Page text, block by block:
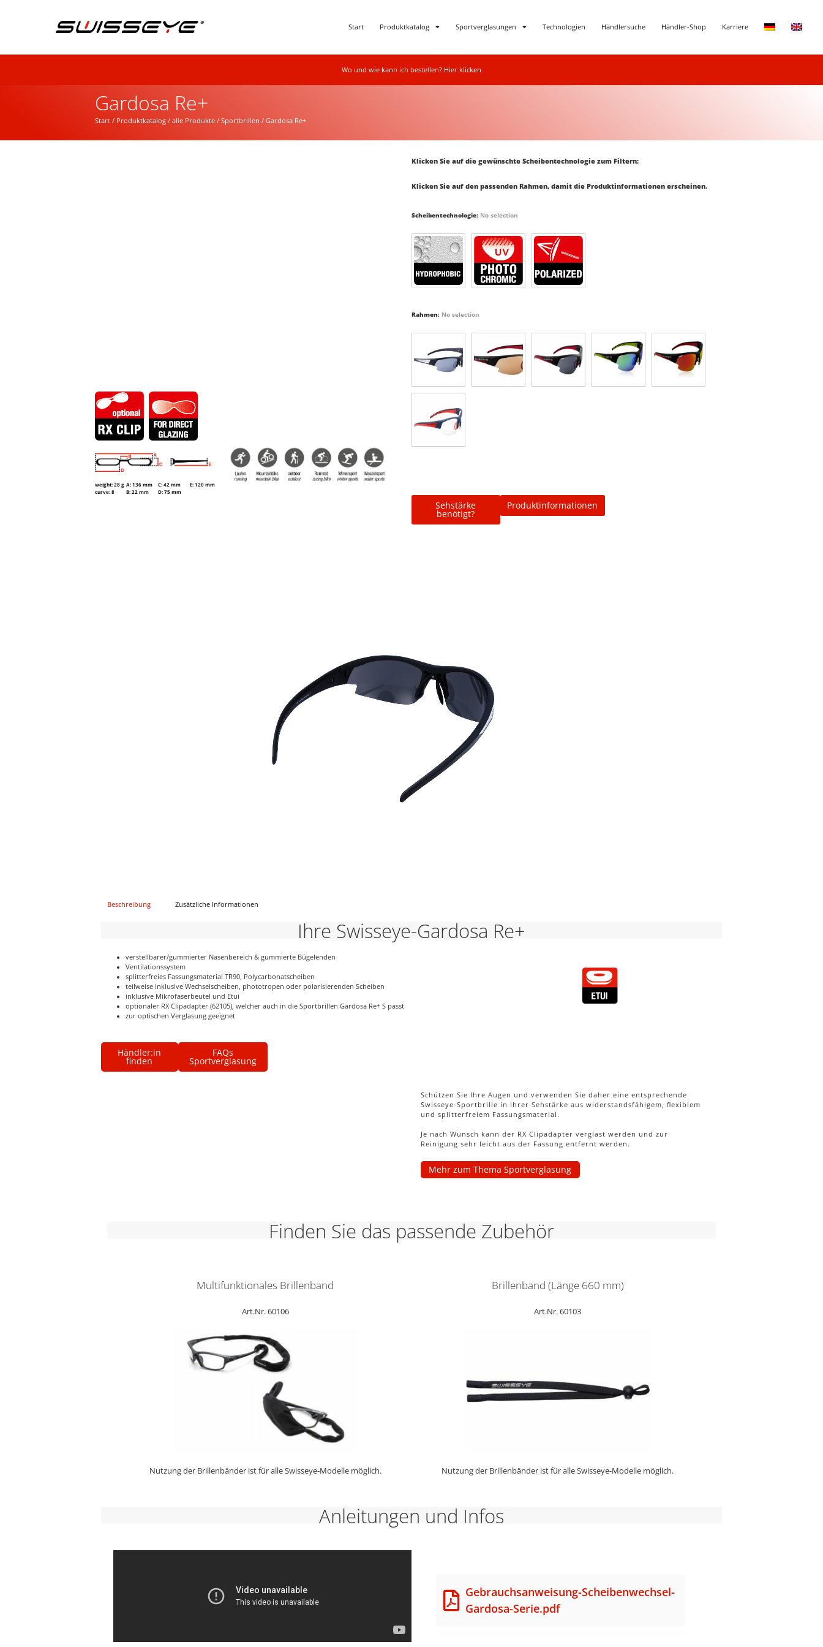
Start Produktkatalog Sportverglasungen Technologien Händlersuche Händler-Shop Karriere
Wo und wie kann ich bestellen? Hier klicken
Gardosa Re+
Start/ Produktkatalog/ alle Produkte/ Sportbrillen / Gardosa Re+
weight: 28 g A: 136 mm C: 42 mm
E: 120 mm
curve: 8
B: 22 mm D: 75 mm
Klicken Sie auf die gewünschte Scheibentechnologie zum Filtern:
Klicken Sie auf den passenden Rahmen, damit die Produktinformationen erscheinen.
Scheibentechnologie: No selection
Rahmen: No selection
Sehstärke
benötigt?
Produktinformationen
Beschreibung Zusätzliche Informationen
Ihre Swisseye-Gardosa Re+
verstellbarer/gummierter Nasenbereich & gummierte Bügelenden
Ventilationssystem
splitterfreies Fassungsmaterial TR90, Polycarbonatscheiben
teilweise inklusive Wechselscheiben, phototropen oder polarisierenden Scheiben
inklusive Mikrofaserbeutel und Etui
optionaler RX Clipadapter (62105), welcher auch in die Sportbrillen Gardosa Re+ S passt
zur optischen Verglasung geeignet
Händler:in
finden
FAQs
Sportverglasung
Schützen Sie Ihre Augen und verwenden Sie daher eine entsprechende
Swisseye-Sportbrille in Ihrer Sehstärke aus widerstandsfähigem, ﬂexiblem
und splitterfreiem Fassungsmaterial.
Je nach Wunsch kann der RX Clipadapter verglast werden und zur
Reinigung sehr leicht aus der Fassung entfernt werden.
Mehr zum Thema Sportverglasung
Finden Sie das passende Zubehör
Multifunktionales Brillenband
Art.Nr. 60106
Nutzung der Brillenbänder ist für alle Swisseye-Modelle möglich.
Brillenband (Länge 660 mm)
Art.Nr. 60103
Nutzung der Brillenbänder ist für alle Swisseye-Modelle möglich.
Anleitungen und Infos
Gebrauchsanweisung-Scheibenwechsel-
Gardosa-Serie.pdf